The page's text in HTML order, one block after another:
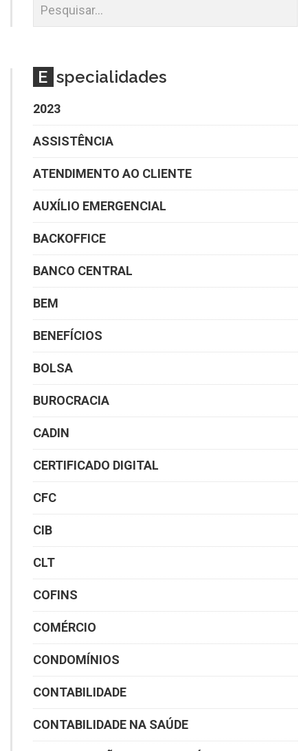
E specialidades
2023
ASSISTÊNCIA
ATENDIMENTO AO CLIENTE
AUXÍLIO EMERGENCIAL
BACKOFFICE
BANCO CENTRAL
BEM
BENEFÍCIOS
BOLSA
BUROCRACIA
CADIN
CERTIFICADO DIGITAL
CFC
CIB
CLT
COFINS
COMÉRCIO
CONDOMÍNIOS
CONTABILIDADE
CONTABILIDADE NA SAÚDE